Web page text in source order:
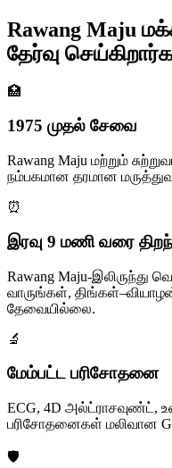
Rawang Maju
தேர்வு
🏥
1975 முதல் சேவை
Rawang Maju மற்றும்
நம்பகமான தரமான
⏰
இரவு 9 மணி வரை
Rawang Maju-இலிருந்து
வாருங்கள்,
தேவையில்லை.
🔬
மேம்பட்ட பரிசோதனை
ECG, 4D அல்ட்ராசவுண்ட்,
பரிசோதனைகள் மலிவான
🛡️